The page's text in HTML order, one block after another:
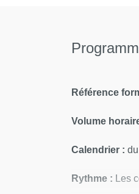
Référence
Volume
Calendrier :
Rythme : Les